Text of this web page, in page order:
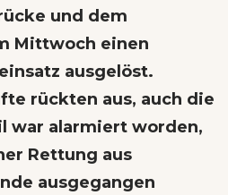
und dem
Mittwoch einen
ausgelöst.
rückten aus, auch die
war alarmiert worden,
Rettung aus
ausgegangen